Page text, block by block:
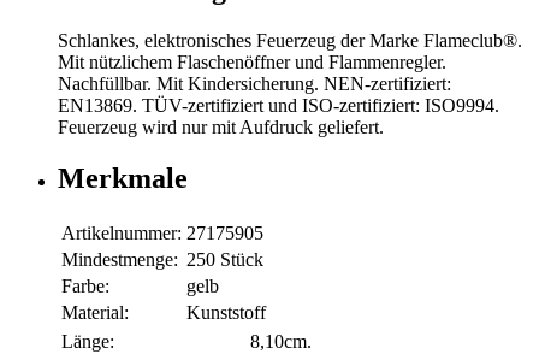
Schlankes, elektronisches Feuerzeug der Marke Flameclub®.
Mit nützlichem Flaschenöffner und Flammenregler.
Nachfüllbar. Mit Kindersicherung. NEN-zertifiziert:
EN13869. TÜV-zertifiziert und ISO-zertifiziert: ISO9994.
Feuerzeug wird nur mit Aufdruck geliefert.
Merkmale
Artikelnummer: 27175905
Mindestmenge: 250 Stück
Farbe:
gelb
Material:
Kunststoff
Länge:
8,10cm.